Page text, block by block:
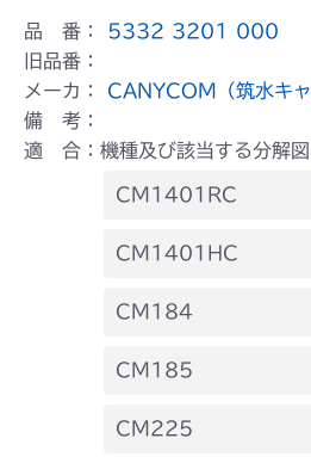
品 番：
5332 3201 000
旧品番：
メーカ： CANYCOM（筑水キャ
備 考：
適 合：機種及び該当する分解図
CM1401RC
本体 FIG17 副変速
CM1401HC
本体 FIG20 副変速
CM184
本体 FIG25 副変速
CM185
本体 FIG20 副変速
CM225